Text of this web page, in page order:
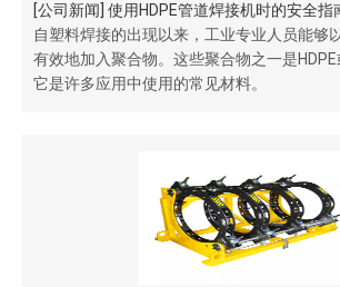
[公司新闻 使用HDPE管道焊接机时的安全指
自塑料焊接的出现以来，工业专业人员能够
有效地加入聚合物。这些聚合物之一是HDPE
它是许多应用中使用的常见材料。